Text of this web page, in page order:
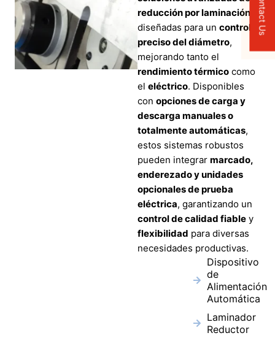
reducción por laminación
diseñadas para un control
preciso del diámetro,
mejorando tanto el
rendimiento térmico como
el eléctrico. Disponibles
con opciones de carga y
descarga manuales o
totalmente automáticas,
estos sistemas robustos
pueden integrar marcado,
enderezado y unidades
opcionales de prueba
eléctrica, garantizando un
control de calidad fiable y
flexibilidad para diversas
necesidades productivas.
Dispositivo
de
Alimentación
Automática
Laminador
Reductor
Contact Us